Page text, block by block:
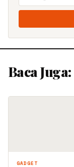
Baca Juga:
GADGET